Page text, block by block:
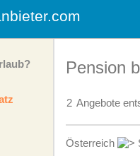
Pension
2 Angebote
Österreich